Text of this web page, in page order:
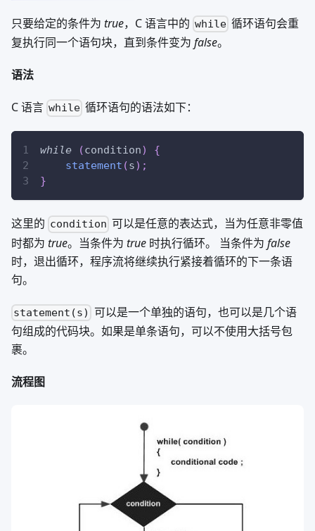
只要给定的条件为 true，C 语言中的 while 循环语句会重
复执行同一个语句块，直到条件变为 false。
语法
C 语言 while 循环语句的语法如下：
while (condition)
{
statement (s) ;
}
这里的 condition 可以是任意的表达式，当为任意非零值
时都为 true。当条件为 true 时执行循环。 当条件为 false
时，退出循环，程序流将继续执行紧接着循环的下一条语
句。
statement(s) 可以是一个单独的语句，也可以是几个语
句组成的代码块。如果是单条语句，可以不使用大括号包
裹。
流程图